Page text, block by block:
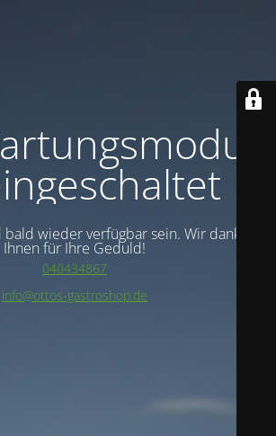
wieder verfügbar sein. Wir danken
Ihnen für Ihre Geduld!
040434867
info@ottos-gastroshop.de